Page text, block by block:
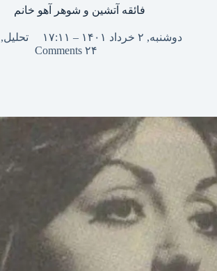
فائقه آتشین و شوهر آهو خانم
دوشنبه, ۲ خرداد ۱۴۰۱ – ۱۷:۱۱ تحلیل,
۲۴ Comments